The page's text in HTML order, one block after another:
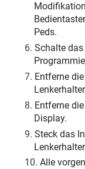
Peds.
Schalte
Entferne
Entferne
Display.
Steck das
Alle